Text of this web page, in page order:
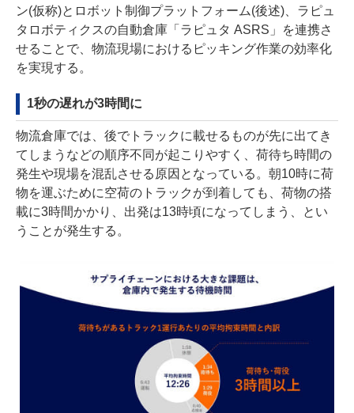
ン(仮称)とロボット制御プラットフォーム(後述)、ラピュ
タロボティクスの自動倉庫「ラピュタ ASRS」を連携さ
せることで、物流現場におけるピッキング作業の効率化
を実現する。
1秒の遅れが3時間に
物流倉庫では、後でトラックに載せるものが先に出てき
てしまうなどの順序不同が起こりやすく、荷待ち時間の
発生や現場を混乱させる原因となっている。朝10時に荷
物を運ぶために空荷のトラックが到着しても、荷物の搭
載に3時間かかり、出発は13時頃になってしまう、とい
うことが発生する。